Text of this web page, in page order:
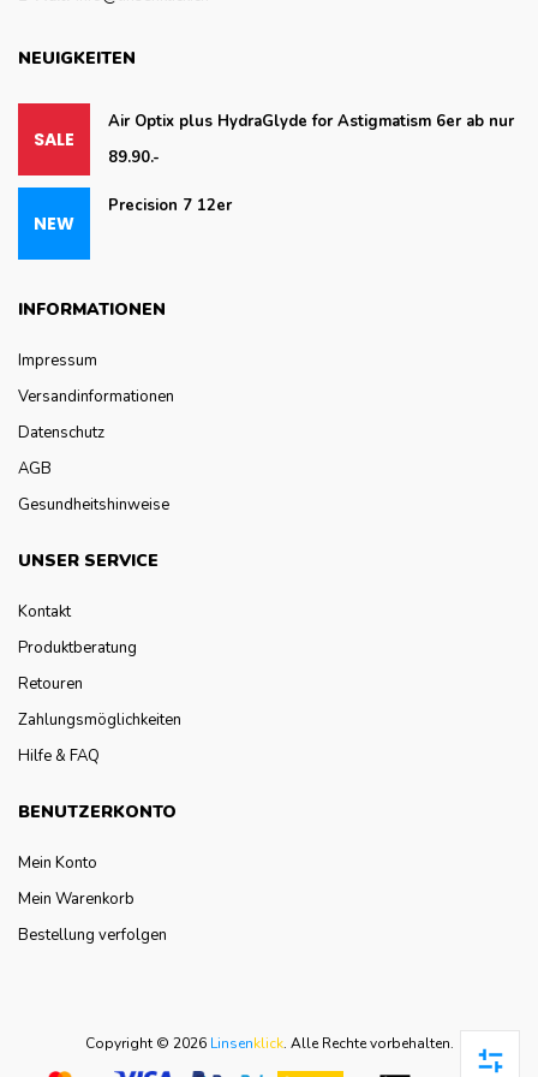
NEUIGKEITEN
Air Optix plus HydraGlyde for Astigmatism 6er ab nur
89.90.-
Precision 7 12er
INFORMATIONEN
Impressum
Versandinformationen
Datenschutz
AGB
Gesundheitshinweise
UNSER SERVICE
Kontakt
Produktberatung
Retouren
Zahlungsmöglichkeiten
Hilfe & FAQ
BENUTZERKONTO
Mein Konto
Mein Warenkorb
Bestellung verfolgen
Copyright © 2026 Linsenklick. Alle Rechte vorbehalten.